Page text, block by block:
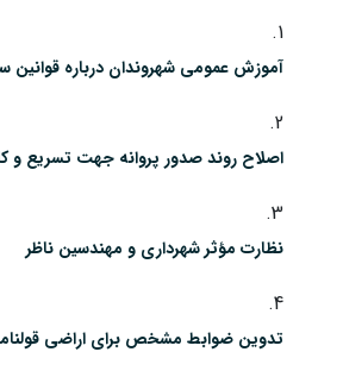
آموزش عمومی شهروندان درباره قوانین
اصلاح روند صدور پروانه جهت تسریع
نظارت مؤثر شهرداری و مهندسین ناظر
تدوین ضوابط مشخص برای اراضی